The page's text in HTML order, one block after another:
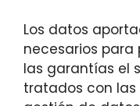
Los datos
necesarios
las garantías el
tratados con